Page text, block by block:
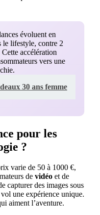
évoluent en
le lifestyle, contre 2
accélération
vers une
30 ans femme
pour les
?
varie de 50 à 1000 €,
de vidéo et de
capturer des images sous
une expérience unique.
aiment l’aventure.